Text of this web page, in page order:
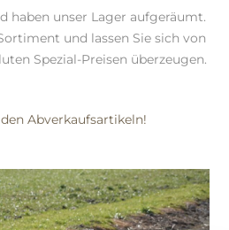
haben unser Lager aufgeräumt.
und lassen Sie sich von
Spezial-Preisen überzeugen.
Abverkaufsartikeln!